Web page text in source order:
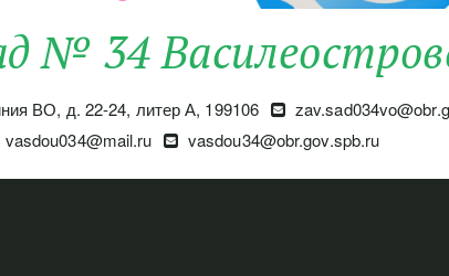
№ 34
ВО, д. 22-24, литер А, 199106
vasdou034@mail.ru
vasdou34@obr.gov.spb.ru